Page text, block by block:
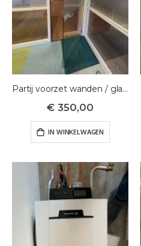
Partij voorzet wanden / glazen cassetes
€ 350,00
IN WINKELWAGEN